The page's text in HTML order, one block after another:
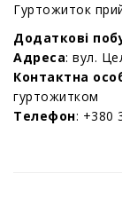
Гуртожиток
Додаткові
Адреса: вул.
Контактна
гуртожитком
Телефон: +380